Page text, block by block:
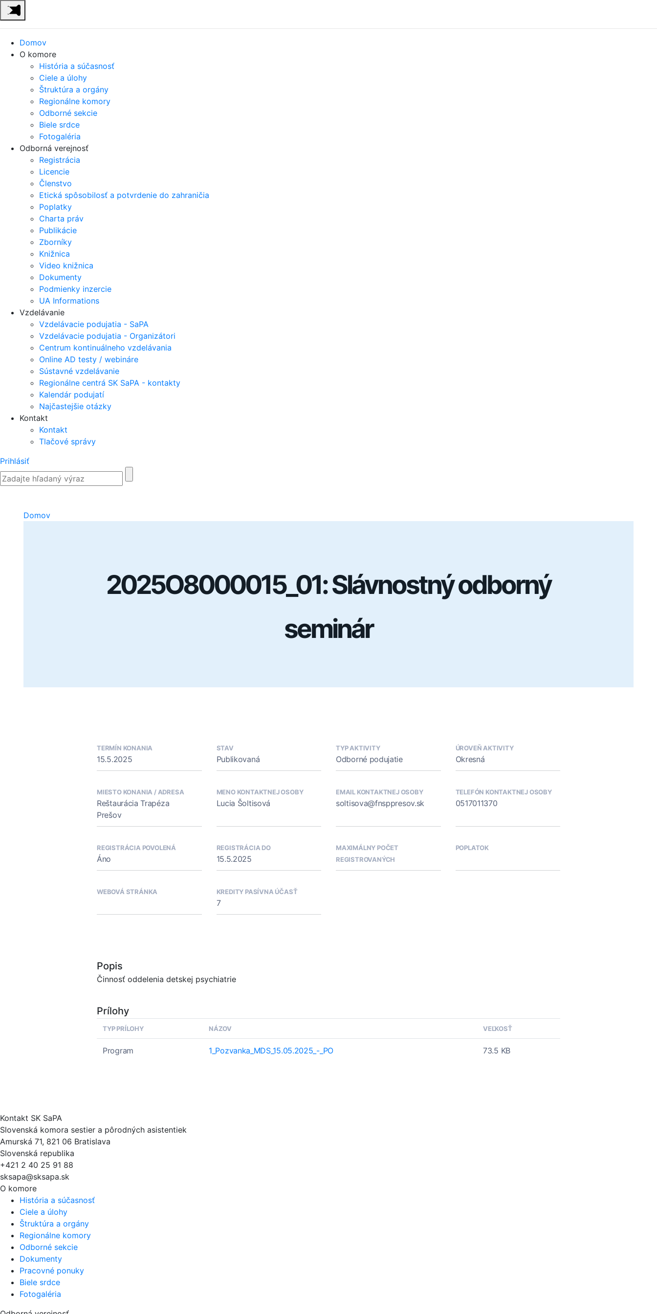
Domov
O komore
História a súčasnosť
Ciele a úlohy
Štruktúra a orgány
Regionálne komory
Odborné sekcie
Biele srdce
Fotogaléria
Odborná verejnosť
Registrácia
Licencie
Členstvo
Etická spôsobilosť a potvrdenie do zahraničia
Poplatky
Charta práv
Publikácie
Zborníky
Knižnica
Video knižnica
Dokumenty
Podmienky inzercie
UA Informations
Vzdelávanie
Vzdelávacie podujatia - SaPA
Vzdelávacie podujatia - Organizátori
Centrum kontinuálneho vzdelávania
Online AD testy / webináre
Sústavné vzdelávanie
Regionálne centrá SK SaPA - kontakty
Kalendár podujatí
Najčastejšie otázky
Kontakt
Kontakt
Tlačové správy
Prihlásiť
Domov
2025O8000015_01: Slávnostný odborný
seminár
TERMÍN KONANIA
15.5.2025
STAV
Publikovaná
TYP AKTIVITY
Odborné podujatie
ÚROVEŇ AKTIVITY
Okresná
MIESTO KONANIA / ADRESA
Reštaurácia Trapéza
Prešov
MENO KONTAKTNEJ OSOBY
Lucia Šoltisová
EMAIL KONTAKTNEJ OSOBY
soltisova@fnsppresov.sk
TELEFÓN KONTAKTNEJ OSOBY
0517011370
REGISTRÁCIA POVOLENÁ
Áno
REGISTRÁCIA DO
15.5.2025
MAXIMÁLNY POČET
REGISTROVANÝCH
POPLATOK
WEBOVÁ STRÁNKA KREDITY PASÍVNA ÚČASŤ
7
Popis
Činnosť oddelenia detskej psychiatrie
Prílohy
TYP PRÍLOHY NÁZOV VEĽKOSŤ
Program 1_Pozvanka_MDS_15.05.2025_-_PO 73.5 KB
Kontakt SK SaPA
Slovenská komora sestier a pôrodných asistentiek
Amurská 71, 821 06 Bratislava
Slovenská republika
+421 2 40 25 91 88
sksapa@sksapa.sk
O komore
História a súčasnosť
Ciele a úlohy
Štruktúra a orgány
Regionálne komory
Odborné sekcie
Dokumenty
Pracovné ponuky
Biele srdce
Fotogaléria